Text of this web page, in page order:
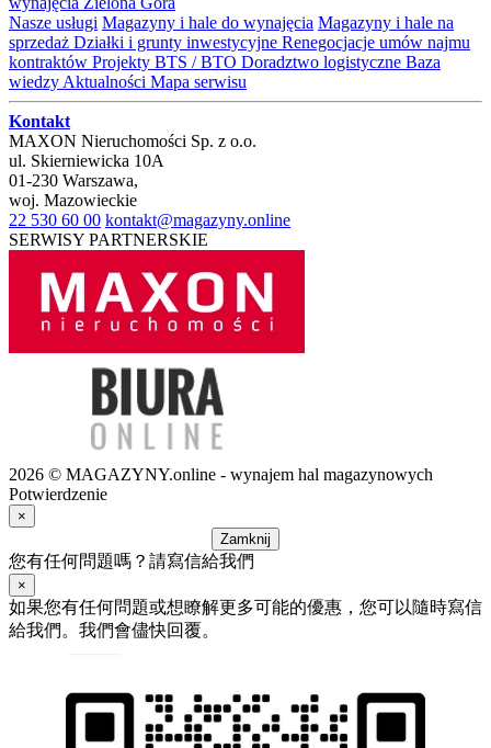
Nasze usługi Magazyny i hale do wynajęcia Magazyny i hale na
sprzedaż Działki i grunty inwestycyjne Renegocjacje umów najmu
kontraktów Projekty BTS / BTO Doradztwo logistyczne Baza
wiedzy Aktualności Mapa serwisu
Kontakt
MAXON Nieruchomości Sp. z o.o.
ul. Skierniewicka 10A
01-230 Warszawa,
woj. Mazowieckie
22 530 60 00 kontakt@magazyny.online
SERWISY PARTNERSKIE
2026 © MAGAZYNY.online - wynajem hal magazynowych
Potwierdzenie
×
Zamknij
您有任何問題嗎？請寫信給我們
×
如果您有任何問題或想瞭解更多可能的優惠，您可以隨時寫信
給我們。我們會儘快回覆。